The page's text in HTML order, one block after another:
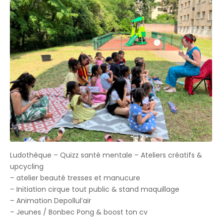
Ludothèque – Quizz santé mentale – Ateliers créatifs &
upcycling
– atelier beauté tresses et manucure
– Initiation cirque tout public & stand maquillage
– Animation Depollul’air
– Jeunes / Bonbec Pong & boost ton cv